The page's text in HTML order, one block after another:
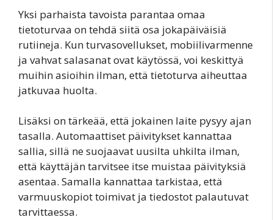
Yksi parhaista tavoista parantaa omaa
tietoturvaa on tehdä siitä osa jokapäiväisiä
rutiineja. Kun turvasovellukset, mobiilivarmenne
ja vahvat salasanat ovat käytössä, voi keskittyä
muihin asioihin ilman, että tietoturva aiheuttaa
jatkuvaa huolta.
Lisäksi on tärkeää, että jokainen laite pysyy ajan
tasalla. Automaattiset päivitykset kannattaa
sallia, sillä ne suojaavat uusilta uhkilta ilman,
että käyttäjän tarvitsee itse muistaa päivityksiä
asentaa. Samalla kannattaa tarkistaa, että
varmuuskopiot toimivat ja tiedostot palautuvat
tarvittaessa.